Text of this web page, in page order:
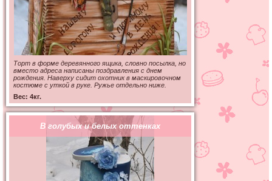
Торт в форме деревянного ящика, словно посылка, но
вместо адреса написаны поздравления с днем
рождения. Наверху сидит охотник в маскировочном
костюме с уткой в руке. Ружье отдельно ниже.
Вес: 4кг.
В голубых и белых оттенках